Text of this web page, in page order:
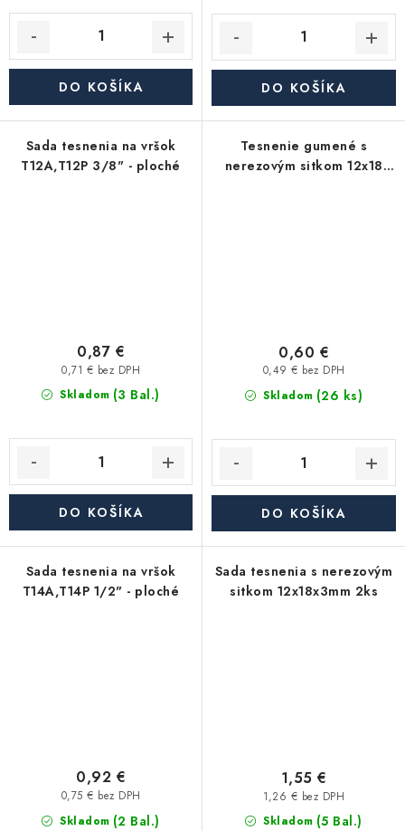
DO KOŠÍKA DO KOŠÍKA
Sada tesnenia na vršok
T12A,T12P 3/8" - ploché
Skladom (3 Bal.)
0,71 € bez DPH
0,87 €
DO KOŠÍKA
Tesnenie gumené s
nerezovým sitkom 12x18
Skladom (26 ks)
0,49 € bez DPH
0,60 €
DO KOŠÍKA
Sada tesnenia na vršok
T14A,T14P 1/2" - ploché
Skladom (2 Bal.)
0,75 € bez DPH
0,92 €
Sada tesnenia s nerezovým
sitkom 12x18x3mm 2ks
Skladom (5 Bal.)
1,26 € bez DPH
1,55 €